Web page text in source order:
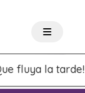
la tarde! -